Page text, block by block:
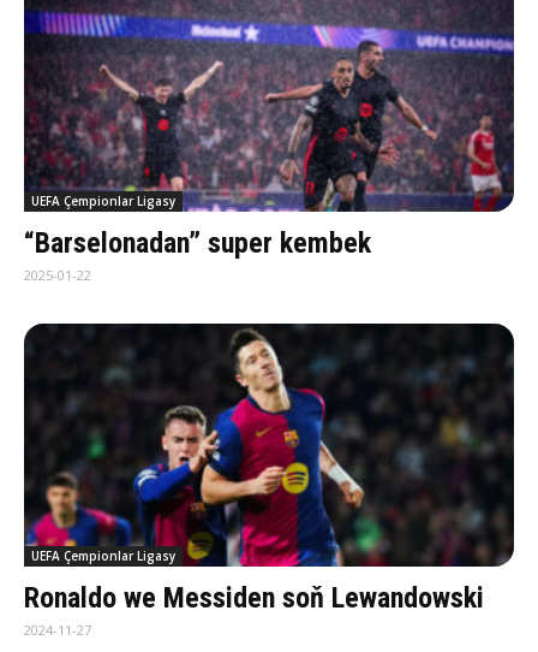
UEFA Çempionlar Ligasy
“Barselonadan” super kembek
2025-01-22
UEFA Çempionlar Ligasy
Ronaldo we Messiden soň Lewandowski
2024-11-27